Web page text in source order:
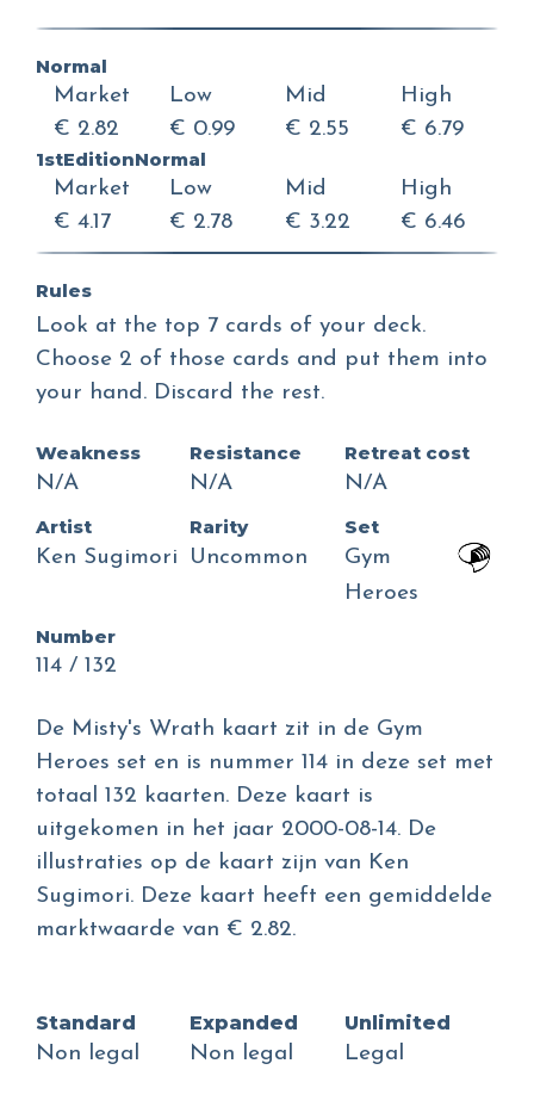
Normal
Market
€ 2.82
Low
€ 0.99
Mid
€ 2.55
High
€ 6.79
1stEditionNormal
Market
€ 4.17
Low
€ 2.78
Mid
€ 3.22
High
€ 6.46
Rules
Look at the top 7 cards of your deck.
Choose 2 of those cards and put them into
your hand. Discard the rest.
Weakness
N/A
Resistance
N/A
Retreat cost
N/A
Artist
Ken Sugimori
Rarity
Uncommon
Set
Gym
Heroes
Number
114 / 132
De Misty's Wrath kaart zit in de Gym
Heroes set en is nummer 114 in deze set met
totaal 132 kaarten. Deze kaart is
uitgekomen in het jaar 2000-08-14. De
illustraties op de kaart zijn van Ken
Sugimori. Deze kaart heeft een gemiddelde
marktwaarde van € 2.82.
Standard
Non legal
Expanded
Non legal
Unlimited
Legal